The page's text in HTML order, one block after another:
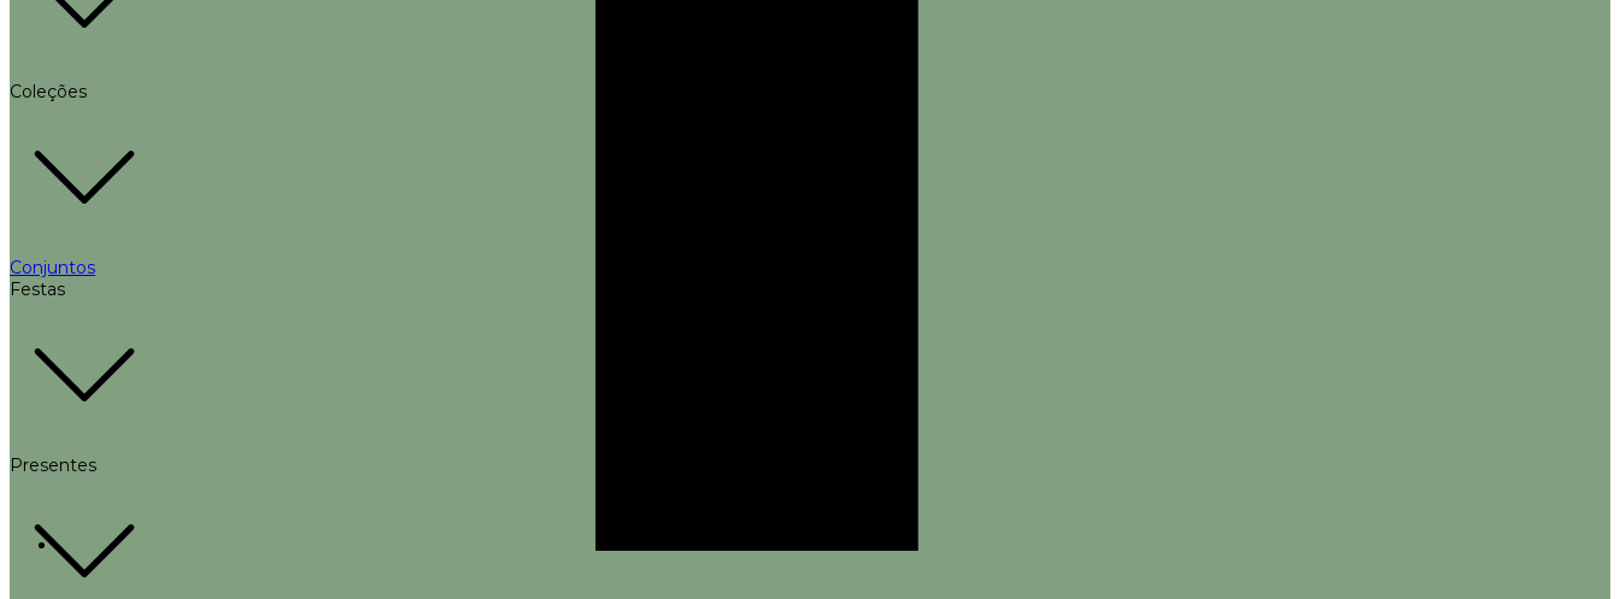
Coleções
Conjuntos
Festas
Presentes